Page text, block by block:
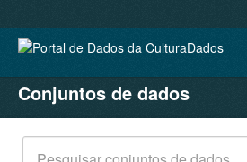
CONJUNTOS DE DADOS
ORGANIZAÇÕES
GRUPOS
Conjuntos de dados